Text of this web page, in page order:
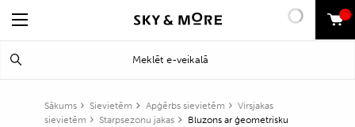
0
Sākums Sievietēm Apģērbs sievietēm
Virsjakas
sievietēm
Starpsezonu jakas
Bluzons ar ģeometrisku